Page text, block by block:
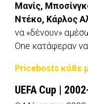
Μανίς,
Ντέκο, Κάρλος
να «δένουν»
One κατάφεραν
Pricebosts κάθε
UEFA Cup |